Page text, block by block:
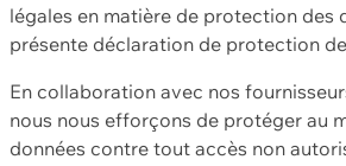
légales en matière de protection des
présente déclaration de protection
En collaboration avec nos
nous nous efforçons de protéger au
données contre tout accès non